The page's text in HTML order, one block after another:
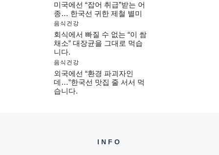
미국에선 “잡어 취급”받는 어
종… 한국선 귀한 제철 별미
음식건강
회식에서 빠질 수 없는 “이 쌈
채소” 대장균을 그대로 먹습
니다.
음식건강
외국에선 “환경 파괴자인
데…”한국선 맛집 줄 서서 먹
습니다.
INFO